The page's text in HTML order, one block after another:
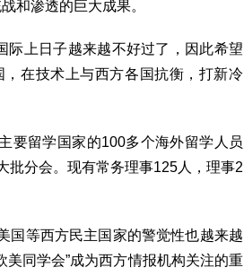
和渗透的巨大成果。
际上日子越来越不好过了，因此希望
在技术上与西方各国抗衡，打新冷
要留学国家的100多个海外留学人员
批分会。现有常务理事125人，理事2
国等西方民主国家的警觉性也越来越
美同学会”成为西方情报机构关注的重